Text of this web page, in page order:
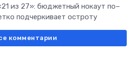
из 27»: бюджетный нокаут по–
подчеркивает остроту
комментарии